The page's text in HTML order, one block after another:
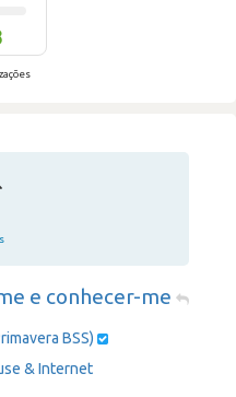
e conhecer-me
BSS)
& Internet